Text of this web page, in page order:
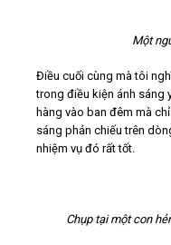
Một
Điều cuối cùng mà tôi
trong điều kiện ánh sáng
hàng vào ban đêm mà
sáng phản chiếu trên
nhiệm vụ đó rất tốt.
Chụp tại một con